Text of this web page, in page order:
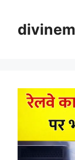
content